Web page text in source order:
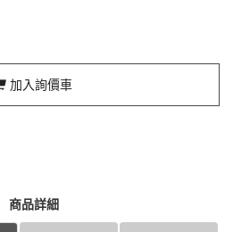
加入詢價車
商品詳細